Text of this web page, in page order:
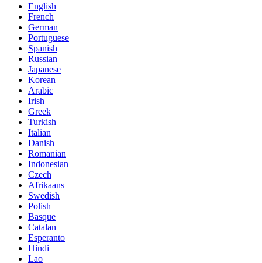
English
French
German
Portuguese
Spanish
Russian
Japanese
Korean
Arabic
Irish
Greek
Turkish
Italian
Danish
Romanian
Indonesian
Czech
Afrikaans
Swedish
Polish
Basque
Catalan
Esperanto
Hindi
Lao